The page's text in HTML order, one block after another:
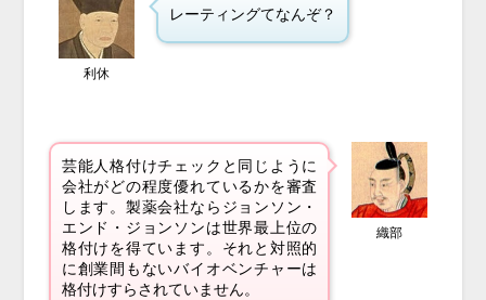
利休
レーティングてなんぞ？
芸能人格付けチェックと同じように
会社がどの程度優れているかを審査
します。製薬会社ならジョンソン・
エンド・ジョンソンは世界最上位の
格付けを得ています。それと対照的
に創業間もないバイオベンチャーは
格付けすらされていません。
織部